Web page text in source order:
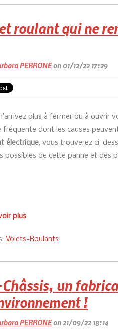
roulant qui ne
PERRONEon 01/12/22 17:29
plus à fermer ou à ouvrir
fréquente dont les causes
électrique, vous trouverez ci-
possibles de cette panne et des
plus
Volets-Roulants
un
!
PERRONEon 21/09/22 18:14